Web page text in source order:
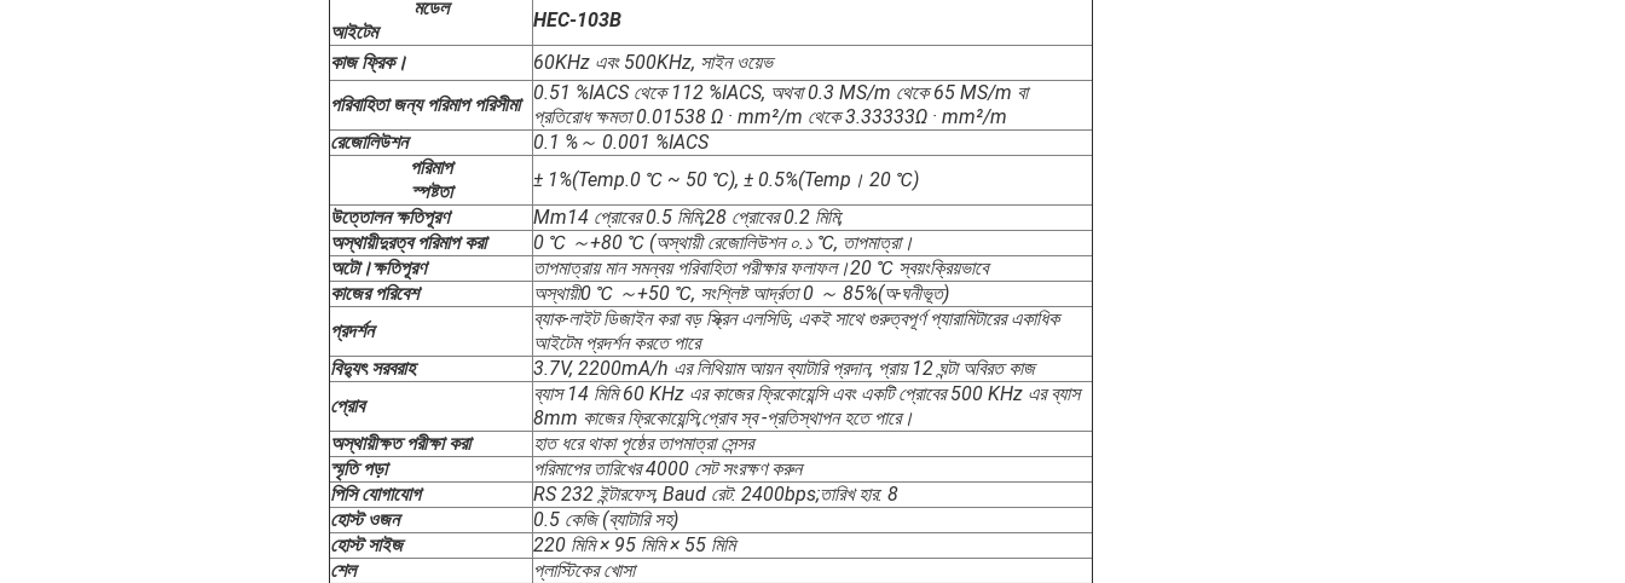
মডেল
আইটেম
HEC-103B
কাজ ফ্রিক।
60KHz এবং 500KHz, সাইন ওয়েভ
পরিবাহিতা জন্য পরিমাপ পরিসীমা
0.51 %IACS থেকে 112 %IACS, অথবা 0.3 MS/m থেকে 65 MS/m বা
প্রতিরোধ ক্ষমতা 0.01538 Ω · mm²/m থেকে 3.33333Ω · mm²/m
রেজোলিউশন
0.1 %～ 0.001 %IACS
পরিমাপ
স্পষ্টতা
± 1%(Temp.0 ℃ ~ 50 ℃), ± 0.5%(Temp। 20 ℃)
উত্তোলন ক্ষতিপূরণ
Mm14 প্রোবের 0.5 মিমি;28 প্রোবের 0.2 মিমি;
অস্থায়ীদুরত্ব পরিমাপ করা
0 ℃ ～+80 ℃ (অস্থায়ী রেজোলিউশন ০.১ ℃, তাপমাত্রা।
অটো।ক্ষতিপূরণ
তাপমাত্রায় মান সমন্বয় পরিবাহিতা পরীক্ষার ফলাফল।20 ℃ স্বয়ংক্রিয়ভাবে
কাজের পরিবেশ
অস্থায়ী0 ℃ ～+50 ℃, সংশ্লিষ্ট আর্দ্রতা 0 ～ 85%(অ-ঘনীভূত)
প্রদর্শন
ব্যাক-লাইট ডিজাইন করা বড় স্ক্রিন এলসিডি, একই সাথে গুরুত্বপূর্ণ প্যারামিটারের একাধিক
আইটেম প্রদর্শন করতে পারে
বিদ্যুৎ সরবরাহ
3.7V, 2200mA/h এর লিথিয়াম আয়ন ব্যাটারি প্রদান, প্রায় 12 ঘন্টা অবিরত কাজ
প্রোব
ব্যাস 14 মিমি 60 KHz এর কাজের ফ্রিকোয়েন্সি এবং একটি প্রোবের 500 KHz এর ব্যাস
8mm কাজের ফ্রিকোয়েন্সি;প্রোব স্ব -প্রতিস্থাপন হতে পারে।
অস্থায়ীক্ষত পরীক্ষা করা
হাত ধরে থাকা পৃষ্ঠের তাপমাত্রা সেন্সর
স্মৃতি পড়া
পরিমাপের তারিখের 4000 সেট সংরক্ষণ করুন
পিসি যোগাযোগ
RS 232 ইন্টারফেস, Baud রেট: 2400bps;তারিখ হার: 8
হোস্ট ওজন
0.5 কেজি (ব্যাটারি সহ)
হোস্ট সাইজ
220 মিমি × 95 মিমি × 55 মিমি
শেল
প্লাস্টিকের খোসা